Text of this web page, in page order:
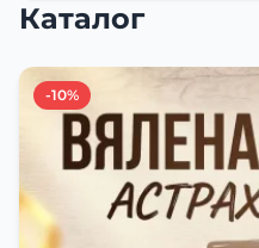
Каталог
-10%